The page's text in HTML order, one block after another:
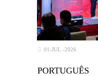
01-JUL.-2026
PORTUGUÊS